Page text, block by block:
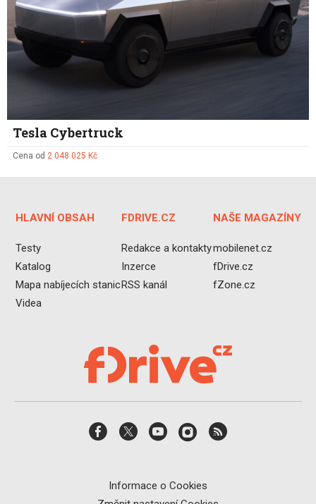
Tesla Cybertruck
Cena od 2 048 025 Kč
HLAVNÍ OBSAH
Testy
Katalog
Mapa nabíjecích stanic
Videa
FDRIVE.CZ
Redakce a kontakty
Inzerce
RSS kanál
NAŠE MAGAZÍNY
mobilenet.cz
fDrive.cz
fZone.cz
Informace o Cookies